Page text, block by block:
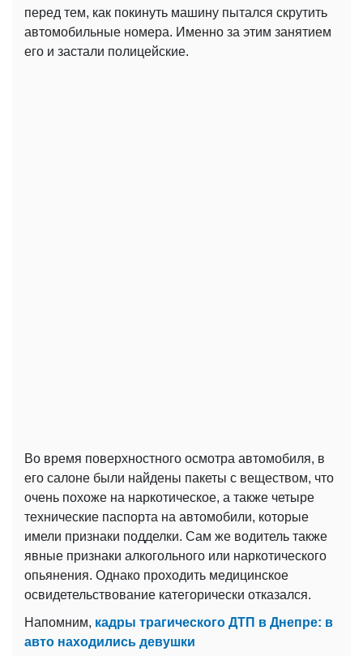
перед тем, как покинуть машину пытался скрутить
автомобильные номера. Именно за этим занятием
его и застали полицейские.
Во время поверхностного осмотра автомобиля, в
его салоне были найдены пакеты с веществом, что
очень похоже на наркотическое, а также четыре
технические паспорта на автомобили, которые
имели признаки подделки. Сам же водитель также
явные признаки алкогольного или наркотического
опьянения. Однако проходить медицинское
освидетельствование категорически отказался.
Напомним, кадры трагического ДТП в Днепре: в
авто находились девушки